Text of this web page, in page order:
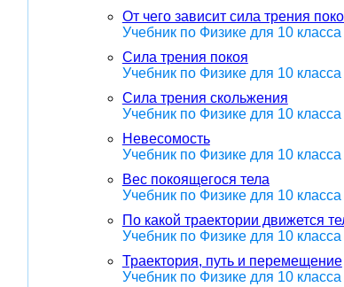
От чего зависит сила трения
Учебник по Физике для 10
Сила трения покоя
Учебник по Физике для 10
Сила трения скольжения
Учебник по Физике для 10
Невесомость
Учебник по Физике для 10
Вес покоящегося тела
Учебник по Физике для 10
По какой траектории движется
Учебник по Физике для 10
Траектория, путь и перемещение
Учебник по Физике для 10